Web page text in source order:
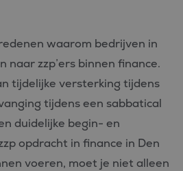
waarom bedrijven in
naar zzp’ers binnen finance.
tijdelijke versterking tijdens
tijdens een sabbatical
duidelijke begin- en
opdracht in finance in Den
voeren, moet je niet alleen